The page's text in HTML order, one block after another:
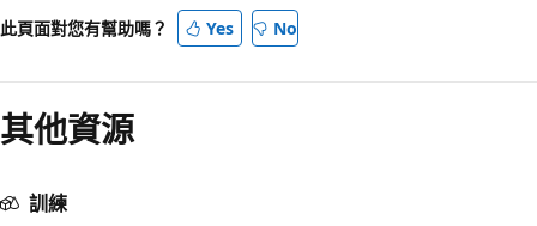
此頁面對您有幫助嗎？ Yes No
其他資源
訓練